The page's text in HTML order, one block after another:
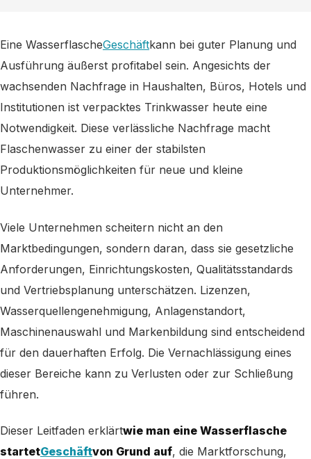
Eine WasserflascheGeschäftkann bei guter Planung und
Ausführung äußerst profitabel sein. Angesichts der
wachsenden Nachfrage in Haushalten, Büros, Hotels und
Institutionen ist verpacktes Trinkwasser heute eine
Notwendigkeit. Diese verlässliche Nachfrage macht
Flaschenwasser zu einer der stabilsten
Produktionsmöglichkeiten für neue und kleine
Unternehmer.
Viele Unternehmen scheitern nicht an den
Marktbedingungen, sondern daran, dass sie gesetzliche
Anforderungen, Einrichtungskosten, Qualitätsstandards
und Vertriebsplanung unterschätzen. Lizenzen,
Wasserquellengenehmigung, Anlagenstandort,
Maschinenauswahl und Markenbildung sind entscheidend
für den dauerhaften Erfolg. Die Vernachlässigung eines
dieser Bereiche kann zu Verlusten oder zur Schließung
führen.
Dieser Leitfaden erklärtwie man eine Wasserflasche
startetGeschäftvon Grund auf, die Marktforschung,